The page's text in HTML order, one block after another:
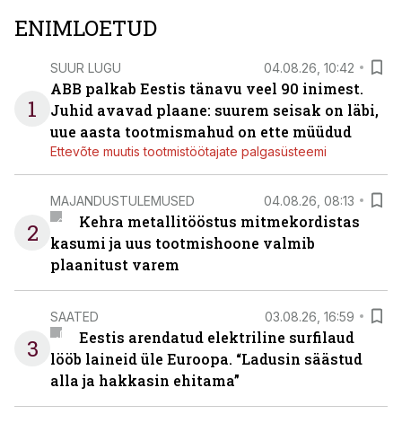
ENIMLOETUD
1
SUUR LUGU 04.08.26, 10:42
ABB palkab Eestis tänavu veel 90 inimest.
Juhid avavad plaane: suurem seisak on läbi,
uue aasta tootmismahud on ette müüdud
Ettevõte muutis tootmistöötajate palgasüsteemi
2
MAJANDUSTULEMUSED 04.08.26, 08:13
Kehra metallitööstus mitmekordistas
kasumi ja uus tootmishoone valmib
plaanitust varem
3
SAATED 03.08.26, 16:59
Eestis arendatud elektriline surfilaud
lööb laineid üle Euroopa. “Ladusin säästud
alla ja hakkasin ehitama”